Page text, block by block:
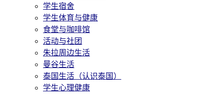
学生宿舍
学生体育与健康
食堂与咖啡馆
活动与社团
朱拉周边生活
曼谷生活
泰国生活（认识泰国）
学生心理健康